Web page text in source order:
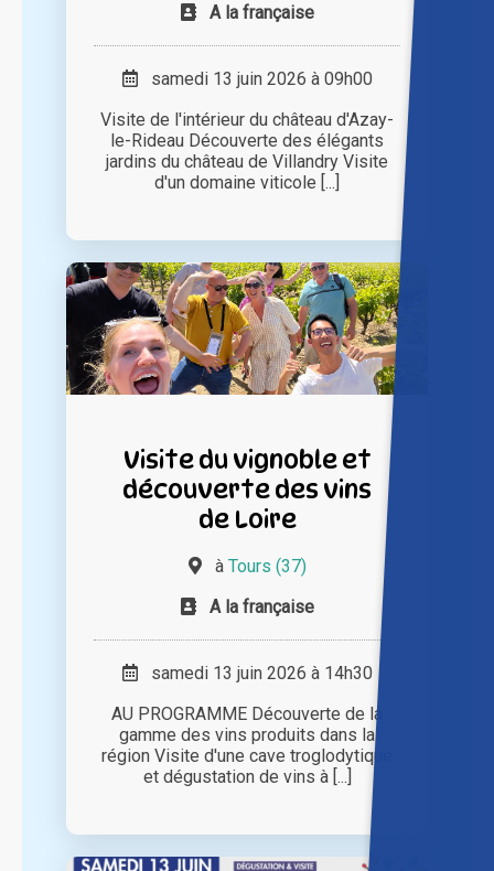
A la française
samedi 13 juin 2026 à 09h00
Visite de l'intérieur du château d'Azay-
le-Rideau Découverte des élégants
jardins du château de Villandry Visite
d'un domaine viticole [...]
Visite du vignoble et
découverte des vins
de Loire
à Tours (37)
A la française
samedi 13 juin 2026 à 14h30
AU PROGRAMME Découverte de la
gamme des vins produits dans la
région Visite d'une cave troglodytique
et dégustation de vins à [...]